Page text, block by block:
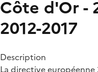
Côte d'Or -
2012-2017
Description
La directive